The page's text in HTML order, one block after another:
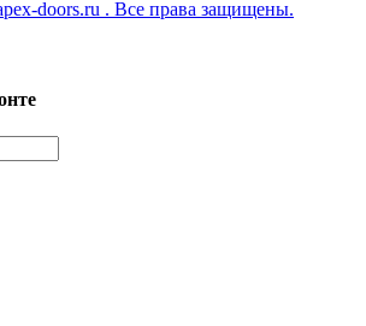
doors.ru . Все права защищены.